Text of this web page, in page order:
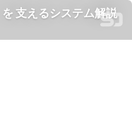
支えるシステム解説